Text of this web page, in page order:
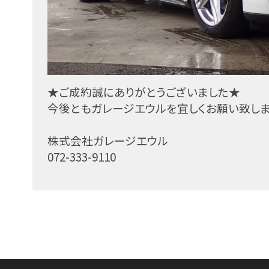
★ご成約誠にありがとうございました★
今後ともガレージエウルを宜しくお願い致し
株式会社ガレージエウル
072-333-9110